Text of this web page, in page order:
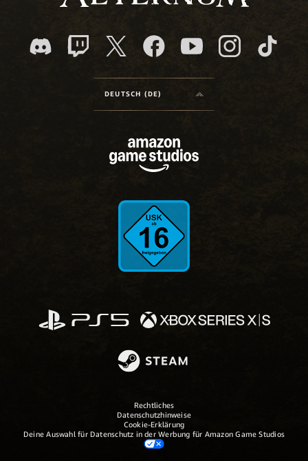
DEUTSCH (DE)
Rechtliches
Datenschutzhinweise
Cookie-Erklärung
Deine Auswahl für Datenschutz in der Werbung für Amazon Game Studios